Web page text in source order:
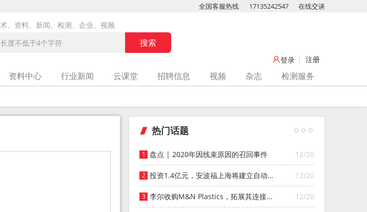
、资料、新闻、检测、企业、视频
全国客服热线 17135242547 在线交谈
登录 注册
资料中心 行业新闻 云课堂 招聘信息 视频 杂志
检测服务
热门话题
12/20
盘点 | 2020年因线束原因的召回事件
12/20
投资1.4亿元，安波福上海将建立自动化
智能仓库
12/20
李尔收购M&N Plastics，拓展其连接器
系统业务